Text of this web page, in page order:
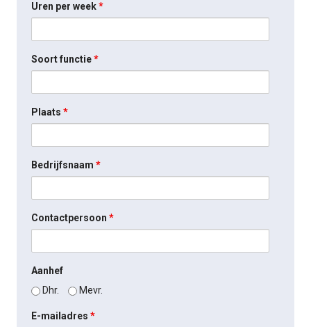
Uren per week*
Soort functie*
Plaats*
Bedrijfsnaam*
Contactpersoon*
Aanhef
Dhr.
Mevr.
E-mailadres*